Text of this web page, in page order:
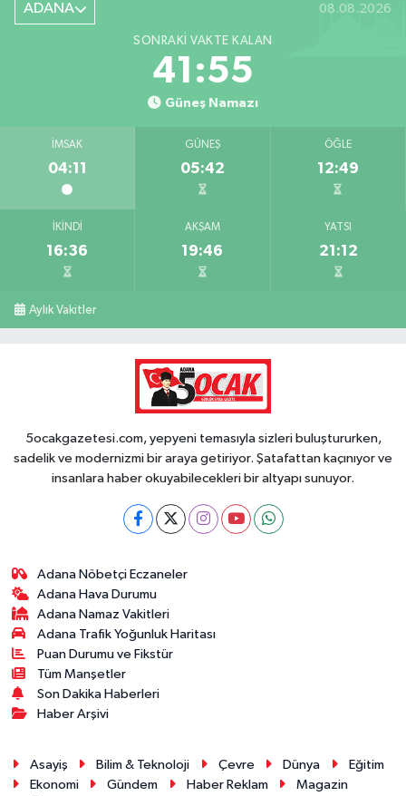
ADANA 08.08.2026
SONRAKI VAKTE KALAN
41:54
Güneş Namazı
İMSAK
04:11
GÜNEŞ
05:42
ÖĞLE
12:49
İKINDI
16:36
AKŞAM
19:46
YATSI
21:12
Aylık Vakitler
5ocakgazetesi.com, yepyeni temasıyla sizleri buluştururken,
sadelik ve modernizmi bir araya getiriyor. Şatafattan kaçınıyor ve
insanlara haber okuyabilecekleri bir altyapı sunuyor.
Adana Nöbetçi Eczaneler
Adana Hava Durumu
Adana Namaz Vakitleri
Adana Trafik Yoğunluk Haritası
Puan Durumu ve Fikstür
Tüm Manşetler
Son Dakika Haberleri
Haber Arşivi
Asayiş Bilim & Teknoloji Çevre Dünya
Eğitim
Ekonomi
Gündem Haber Reklam
Magazin